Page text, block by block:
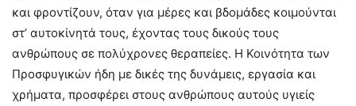
και φροντίζουν, όταν για μέρες και βδομάδες κοιμούνται
στ’ αυτοκίνητά τους, έχοντας τους δικούς τους
ανθρώπους σε πολύχρονες θεραπείες. Η Κοινότητα των
Προσφυγικών ήδη με δικές της δυνάμεις, εργασία και
χρήματα, προσφέρει στους ανθρώπους αυτούς υγιείς